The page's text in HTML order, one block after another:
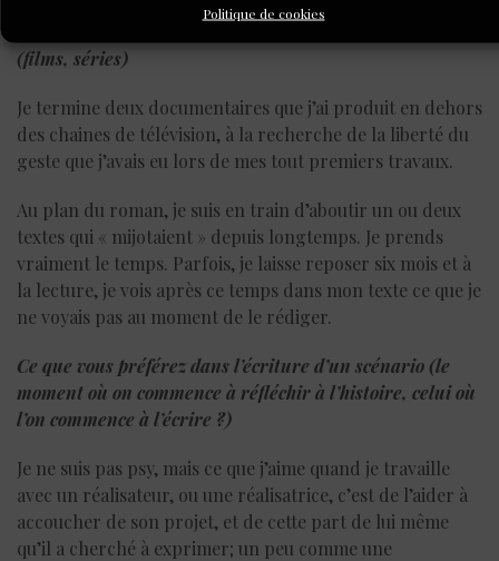
Politique de cookies
(films, séries)
Je termine deux documentaires que j’ai produit en dehors
des chaines de télévision, à la recherche de la liberté du
geste que j’avais eu lors de mes tout premiers travaux.
Au plan du roman, je suis en train d’aboutir un ou deux
textes qui « mijotaient » depuis longtemps. Je prends
vraiment le temps. Parfois, je laisse reposer six mois et à
la lecture, je vois après ce temps dans mon texte ce que je
ne voyais pas au moment de le rédiger.
Ce que vous préférez dans l’écriture d’un scénario (le
moment où on commence à réfléchir à l’histoire, celui où
l’on commence à l’écrire ?)
Je ne suis pas psy, mais ce que j’aime quand je travaille
avec un réalisateur, ou une réalisatrice, c’est de l’aider à
accoucher de son projet, et de cette part de lui même
qu’il a cherché à exprimer; un peu comme une